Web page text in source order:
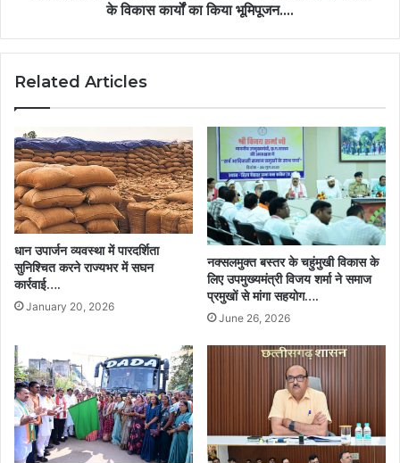
अधिक
विकास
किया
भूमिपूजन….
के विकास कार्यों का किया भूमिपूजन….
Related Articles
धान उपार्जन व्यवस्था में पारदर्शिता
सुनिश्चित करने राज्यभर में सघन
कार्रवाई….
January 20, 2026
नक्सलमुक्त बस्तर के चहुंमुखी विकास के
लिए उपमुख्यमंत्री विजय शर्मा ने समाज
प्रमुखों से मांगा सहयोग….
June 26, 2026